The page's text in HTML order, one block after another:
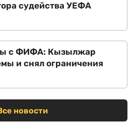
судейства УЕФА
с ФИФА: Кызылжар
и снял ограничения
новости